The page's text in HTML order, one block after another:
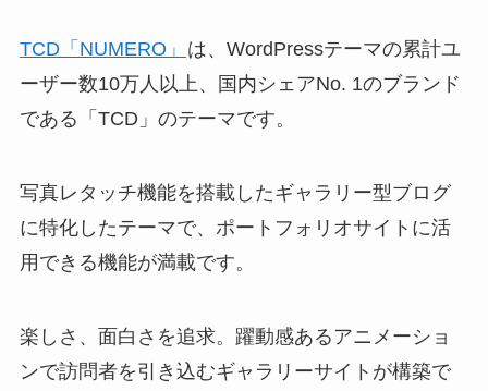
TCD「NUMERO」 は、WordPressテーマの累計ユ
ーザー数10万人以上、国内シェアNo. 1のブランド
である「TCD」のテーマです。
写真レタッチ機能を搭載したギャラリー型ブログ
に特化したテーマで、ポートフォリオサイトに活
用できる機能が満載です。
楽しさ、面白さを追求。躍動感あるアニメーショ
ンで訪問者を引き込むギャラリーサイトが構築で